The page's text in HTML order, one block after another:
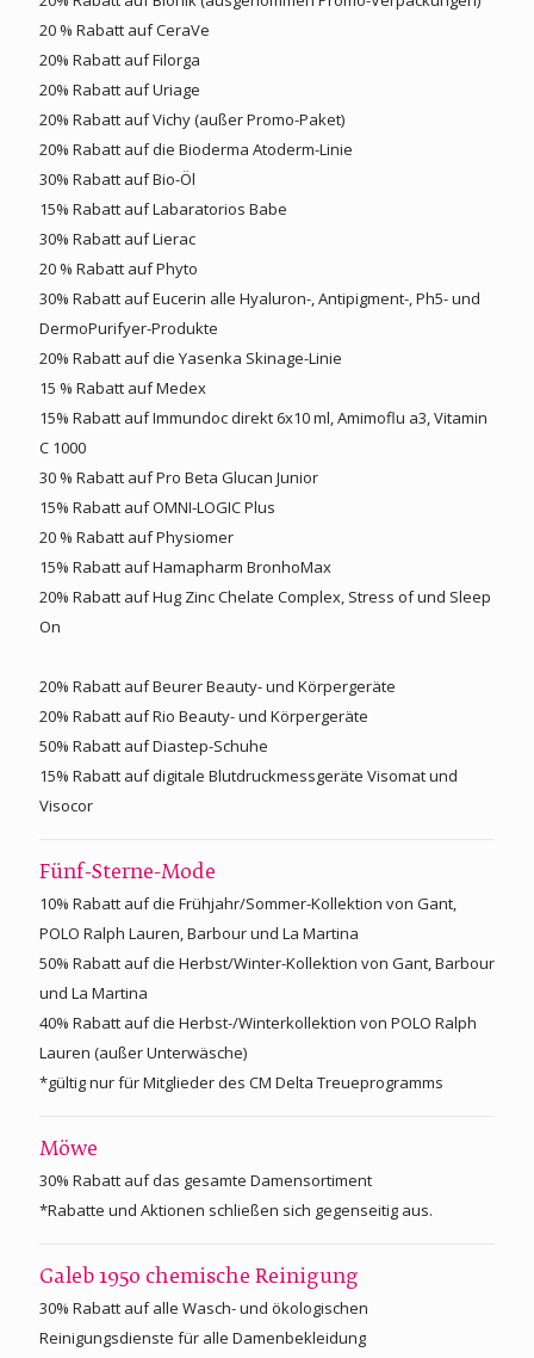
20 % Rabatt auf CeraVe
20% Rabatt auf Filorga
20% Rabatt auf Uriage
20% Rabatt auf Vichy (außer Promo-Paket)
20% Rabatt auf die Bioderma Atoderm-Linie
30% Rabatt auf Bio-Öl
15% Rabatt auf Labaratorios Babe
30% Rabatt auf Lierac
20 % Rabatt auf Phyto
30% Rabatt auf Eucerin alle Hyaluron-, Antipigment-, Ph5- und
DermoPurifyer-Produkte
20% Rabatt auf die Yasenka Skinage-Linie
15 % Rabatt auf Medex
15% Rabatt auf Immundoc direkt 6x10 ml, Amimoflu a3, Vitamin
C 1000
30 % Rabatt auf Pro Beta Glucan Junior
15% Rabatt auf OMNI-LOGIC Plus
20 % Rabatt auf Physiomer
15% Rabatt auf Hamapharm BronhoMax
20% Rabatt auf Hug Zinc Chelate Complex, Stress of und Sleep
On
20% Rabatt auf Beurer Beauty- und Körpergeräte
20% Rabatt auf Rio Beauty- und Körpergeräte
50% Rabatt auf Diastep-Schuhe
15% Rabatt auf digitale Blutdruckmessgeräte Visomat und
Visocor
Fünf-Sterne-Mode
10% Rabatt auf die Frühjahr/Sommer-Kollektion von Gant,
POLO Ralph Lauren, Barbour und La Martina
50% Rabatt auf die Herbst/Winter-Kollektion von Gant, Barbour
und La Martina
40% Rabatt auf die Herbst-/Winterkollektion von POLO Ralph
Lauren (außer Unterwäsche)
*gültig nur für Mitglieder des CM Delta Treueprogramms
Möwe
30% Rabatt auf das gesamte Damensortiment
*Rabatte und Aktionen schließen sich gegenseitig aus.
Galeb 1950 chemische Reinigung
30% Rabatt auf alle Wasch- und ökologischen
Reinigungsdienste für alle Damenbekleidung